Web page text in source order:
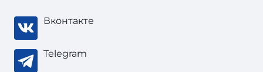
Вконтакте
Telegram